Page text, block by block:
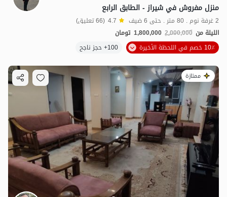
منزل مفروش في شيراز - الطابق الرابع
2 غرفة نوم . 80 متر . حتى 6 ضيف 4.7 (66 تعليق)
الليلة من 2,000,000
1,800,000 تومان
10٪ خصم في اللحظة الأخيرة
100+ حجز ناجح
ممتازة